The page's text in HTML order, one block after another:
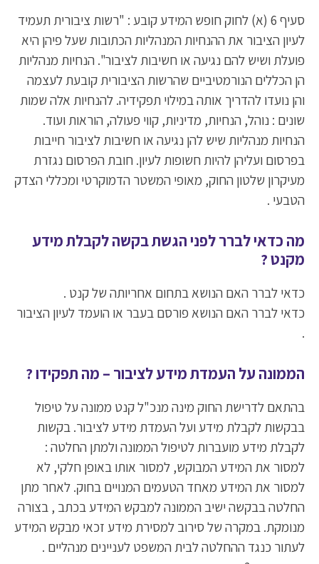
סעיף 6 (א) לחוק חופש המידע קובע : "רשות ציבורית תעמיד
לעיון הציבור את ההנחיות המנהליות הכתובות שעל פיהן היא
פועלת ושיש להם נגיעה או חשיבות לציבור". הנחיות מנהליות
הן הכללים הנורמטיביים שהרשות הציבורית קובעת לעצמה
והן נועדו להדריך אותה במילוי תפקידיה. להנחיות אלה שמות
שונים : נוהל, הנחיות, מדיניות, קווי פעולה, הוראות ועוד.
הנחיות מנהליות שיש להן נגיעה או חשיבות לציבור חייבות
בפרסום ועליהן להיות חשופות לעיון. חובת הפרסום נגזרת
מעיקרון שלטון החוק, מאופי המשטר הדמוקרטי ומכללי הצדק
הטבעי .
מה כדאי לברר לפני הגשת בקשה לקבלת מידע
מקנט ?
כדאי לברר האם הנושא בתחום אחריותה של קנט .
כדאי לברר האם הנושא פורסם בעבר או הועמד לעיון הציבור
.
הממונה על העמדת מידע לציבור – מה תפקידו ?
בהתאם לדרישת החוק מינה מנכ"ל קנט ממונה על טיפול
בבקשות לקבלת מידע ועל העמדת מידע לציבור. בקשות
לקבלת מידע מועברות לטיפול הממונה ולמתן החלטה :
למסור את המידע המבוקש, למסור אותו באופן חלקי, לא
למסור את המידע מאחד הטעמים המנויים בחוק. לאחר מתן
החלטה בבקשה ישיב הממונה למבקש המידע בכתב , בצורה
מנומקת. במקרה של סירוב למסירת מידע זכאי מבקש המידע
לעתור כנגד ההחלטה לבית המשפט לעניינים מנהליים .